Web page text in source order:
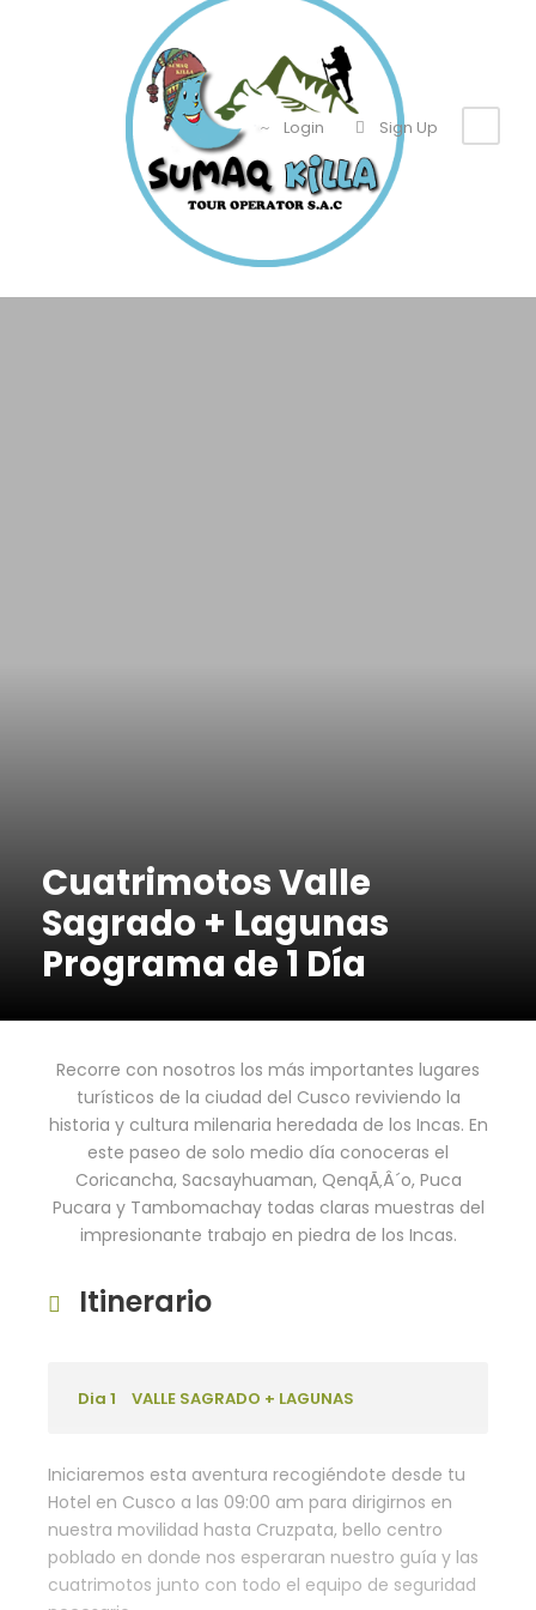
Login Sign Up
Cuatrimotos Valle
Sagrado + Lagunas
Programa de 1 Día
Recorre con nosotros los más importantes lugares
turísticos de la ciudad del Cusco reviviendo la
historia y cultura milenaria heredada de los Incas. En
este paseo de solo medio día conoceras el
Coricancha, Sacsayhuaman, QenqÃ‚Â´o, Puca
Pucara y Tambomachay todas claras muestras del
impresionante trabajo en piedra de los Incas.
Itinerario
Dia 1 VALLE SAGRADO + LAGUNAS
Iniciaremos esta aventura recogiéndote desde tu
Hotel en Cusco a las 09:00 am para dirigirnos en
nuestra movilidad hasta Cruzpata, bello centro
poblado en donde nos esperaran nuestro guía y las
cuatrimotos junto con todo el equipo de seguridad